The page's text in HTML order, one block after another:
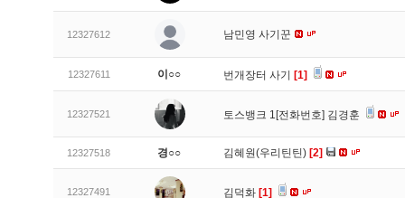
12327612 남민영 사기꾼
12327611 이○○ 번개장터 사기 [1]
12327521 토스뱅크 1[전화번호] 김경훈
12327518 경○○ 김혜원(우리틴틴) [2]
12327491 김덕화 [1]